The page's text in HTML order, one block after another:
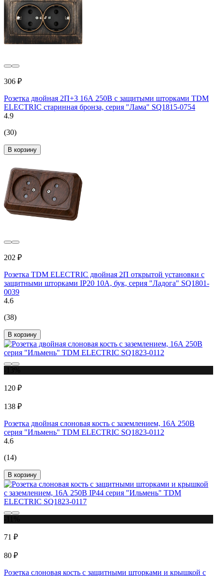
306 ₽
Розетка двойная 2П+З 16А 250В с защитыми шторками TDM
ELECTRIC старинная бронза, серия "Лама" SQ1815-0754
4.9
(30)
В корзину
202 ₽
Розетка TDM ELECTRIC двойная 2П открытой установки с
защитными шторками IP20 10А, бук, серия "Ладога" SQ1801-
0039
4.6
(38)
В корзину
120 ₽
138 ₽
Розетка двойная слоновая кость с заземлением, 16А 250В
серия "Ильмень" TDM ELECTRIC SQ1823-0112
4.6
(14)
В корзину
71 ₽
80 ₽
Розетка слоновая кость с защитными шторками и крышкой с